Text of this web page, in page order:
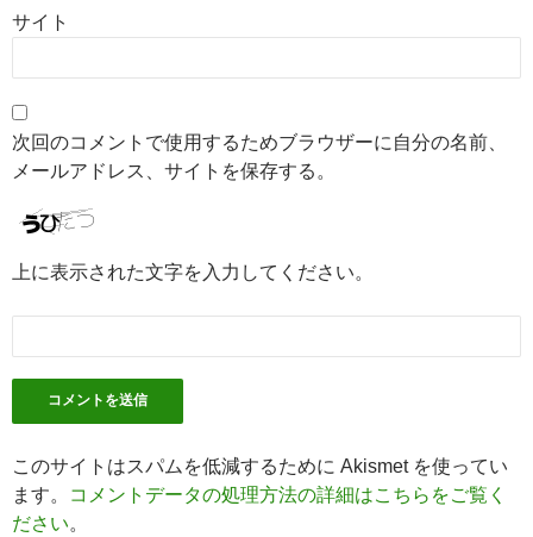
サイト
次回のコメントで使用するためブラウザーに自分の名前、
メールアドレス、サイトを保存する。
上に表示された文字を入力してください。
このサイトはスパムを低減するために Akismet を使ってい
ます。
コメントデータの処理方法の詳細はこちらをご覧く
ださい。